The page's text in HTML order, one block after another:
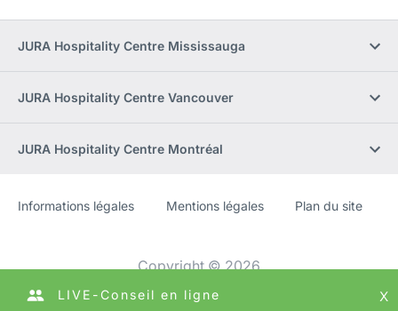
JURA Hospitality Centre Mississauga
JURA Hospitality Centre Vancouver
JURA Hospitality Centre Montréal
Site
[Website
Informations légales Mentions légales Plan du site
Copyright © 2026
LIVE-Conseil en ligne